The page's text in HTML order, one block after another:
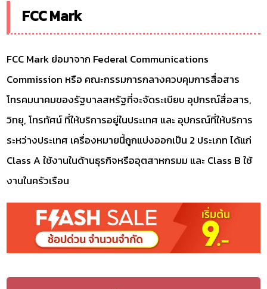
FCC Mark
FCC Mark ย่อมาจาก Federal Communications
Commission หรือ คณะกรรมการกลางควบคุมการสื่อสาร
โทรคมนาคมของรัฐบาลสหรัฐที่จะจัดระเบียบ อุปกรณ์สื่อสาร,
วิทยุ, โทรทัศน์ ที่ให้บริการอยู่ในประเทศ และ อุปกรณ์ที่ให้บริการ
ระหว่างประเทศ เครื่องหมายนี้ถูกแบ่งออกเป็น 2 ประเภท ได้แก่
Class A ใช้งานในด้านธุรกิจหรืออุตสาหกรมม และ Class B ใช้
งานในครัวเรือน